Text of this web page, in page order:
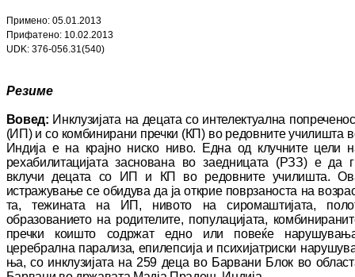
Примено: 05.01.2013
Прифатено: 10.02.2013
UDK: 376-056.31(540)
Резиме
Вовед: Инклузијата на децата со ин­те­лек­туал­на
(ИП) и со ком­би­ни­ра­ни пречки (КП) во редовните училишта
Ин­ди­ја е на крајно ниско ниво. Една од клуч­ни­те цели
рехабилитацијата заснована во заед­ни­цата (РЗЗ) е да
вклучи децата со ИП и КП во редовните училишта.
истражување се обидува да ја открие поврзаноста на
та, тежината на ИП, нивото на сиромаштијата,
образованието на родителите, по­пу­ла­ци­ја­та,
пречки коишто содржат едно или повеќе
церебрална па­ра­ли­за, епилепсија и психијатриски
ња, со инклузијата на 259 деца во Барвани Блок во